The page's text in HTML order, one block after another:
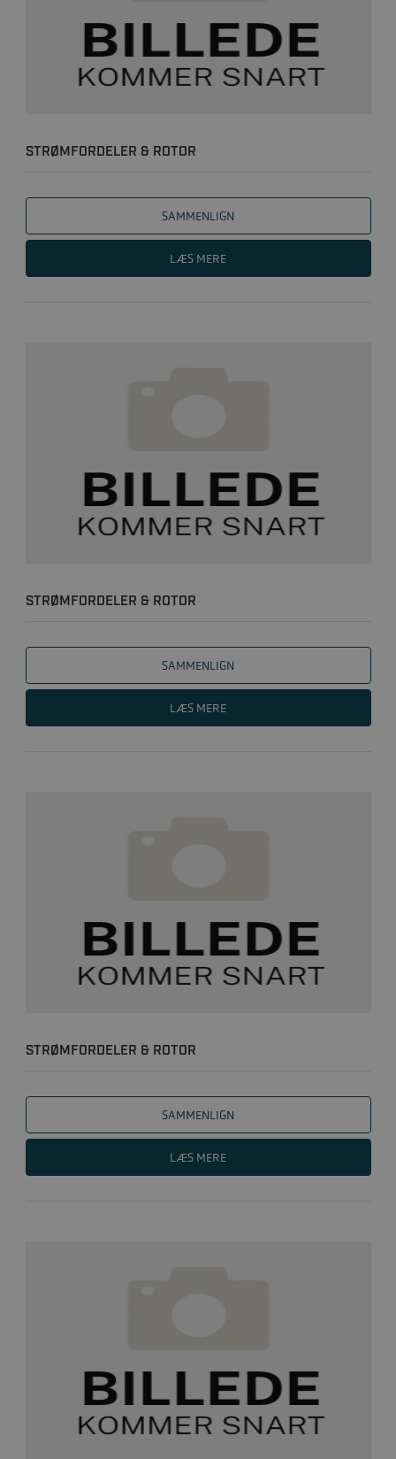
STRØMFORDELER & ROTOR
SAMMENLIGN
LÆS MERE
STRØMFORDELER & ROTOR
SAMMENLIGN
LÆS MERE
STRØMFORDELER & ROTOR
SAMMENLIGN
LÆS MERE